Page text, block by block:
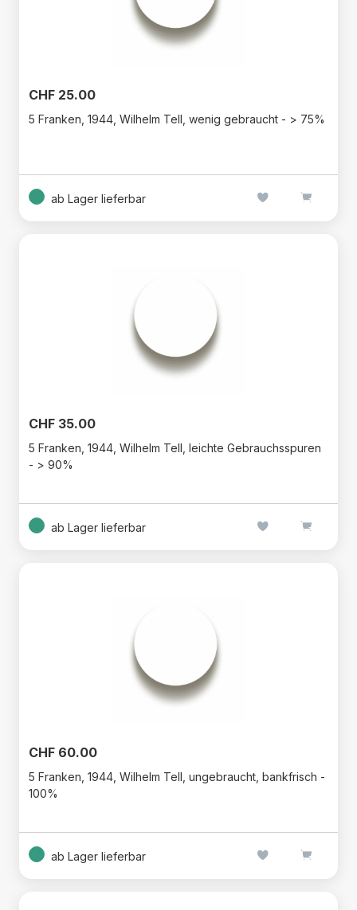
CHF 25.00
5 Franken, 1944, Wilhelm Tell, wenig gebraucht - > 75%
ab Lager lieferbar
CHF 35.00
5 Franken, 1944, Wilhelm Tell, leichte Gebrauchsspuren
- > 90%
ab Lager lieferbar
CHF 60.00
5 Franken, 1944, Wilhelm Tell, ungebraucht, bankfrisch -
100%
ab Lager lieferbar